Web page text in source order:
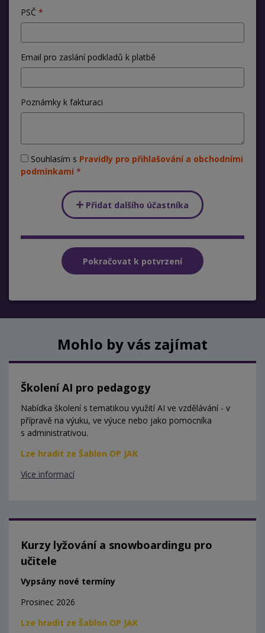
PSČ
Email pro zaslání podkladů k platbě
Poznámky k fakturaci
Souhlasím s Pravidly pro přihlašování a obchodními
podmínkami
Přidat dalšího účastníka
Mohlo by vás zajímat
Školení AI pro pedagogy
Nabídka školení s tematikou využití AI ve vzdělávání - v
přípravě na výuku, ve výuce nebo jako pomocníka
s administrativou.
Lze hradit ze Šablon OP JAK
Více informací
Kurzy lyžování a snowboardingu pro
učitele
Vypsány nové termíny
Prosinec 2026
Lze hradit ze Šablon OP JAK